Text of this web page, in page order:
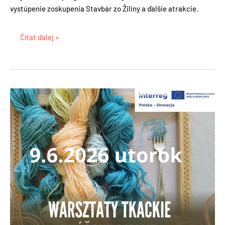
vystúpenie zoskupenia Stavbár zo Žiliny a ďalšie atrakcie.
Bestwina
Čítať ďalej »